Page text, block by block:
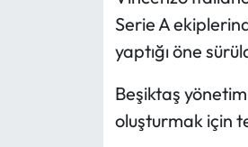
Serie A
yaptığı öne
Beşiktaş
oluşturmak için
Mecitözü Haberleri
Oğuzlar Haberleri
Ortaköy Haberleri